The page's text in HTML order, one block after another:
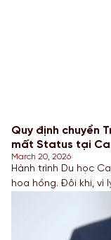
Quy định chuyển
mất Status tại
March 20, 2026
Hành trình Du học
hoa hồng. Đôi khi, vì
thay đổi định hướng
chuyển trường. Tuy
phủ Canada đã